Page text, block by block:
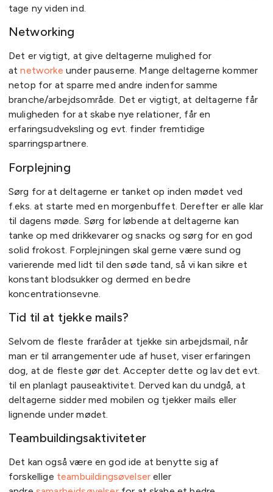
tage ny viden ind.
Networking
Det er vigtigt, at give deltagerne mulighed for
atnetworke under pauserne. Mange deltagerne kommer
netop for at sparre med andre indenfor samme
branche/arbejdsområde. Det er vigtigt, at deltagerne får
muligheden for at skabe nye relationer, får en
erfaringsudveksling og evt. finder fremtidige
sparringspartnere.
Forplejning
Sørg for at deltagerne er tanket op inden mødet ved
f.eks. at starte med en morgenbuffet. Derefter er alle klar
til dagens møde. Sørg for løbende at deltagerne kan
tanke op med drikkevarer og snacks og sørg for en god
solid frokost. Forplejningen skal gerne være sund og
varierende med lidt til den søde tand, så vi kan sikre et
konstant blodsukker og dermed en bedre
koncentrationsevne.
Tid til at tjekke mails?
Selvom de fleste fraråder at tjekke sin arbejdsmail, når
man er til arrangementer ude af huset, viser erfaringen
dog, at de fleste gør det. Accepter dette og lav det evt.
til en planlagt pauseaktivitet. Derved kan du undgå, at
deltagerne sidder med mobilen og tjekker mails eller
lignende under mødet.
Teambuildingsaktiviteter
Det kan også være en god ide at benytte sig af
forskellige teambuildingsøvelser eller